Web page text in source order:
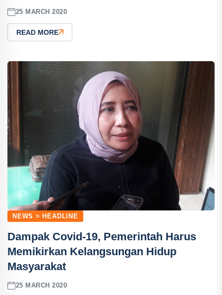
25 MARCH 2020
READ MORE
NEWS > HEADLINE
Dampak Covid-19, Pemerintah Harus
Memikirkan Kelangsungan Hidup
Masyarakat
25 MARCH 2020